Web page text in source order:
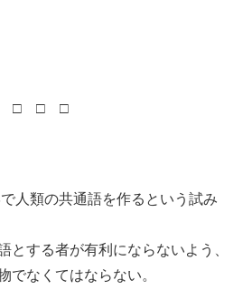
□ □ □
人類の共通語を作るという試み
とする者が有利にならないよう、
でなくてはならない。